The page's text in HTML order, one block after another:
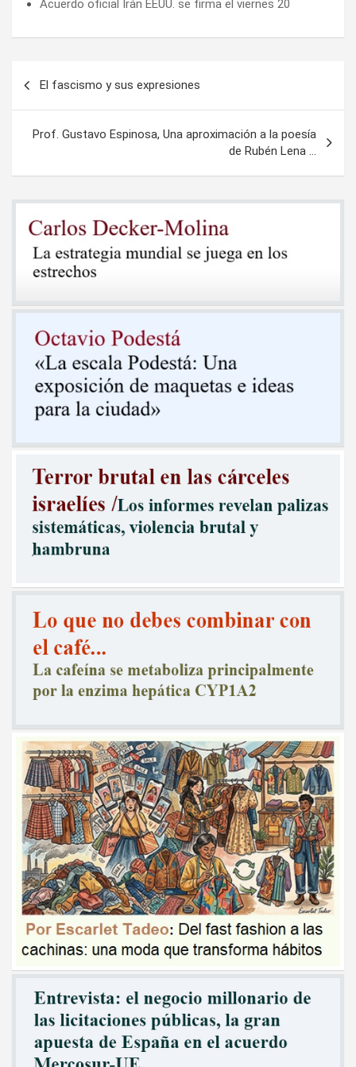
Acuerdo oficial Irán EEUU. se firma el viernes 20
entradas
El fascismo y sus expresiones
Prof. Gustavo Espinosa, Una aproximación a la poesía
de Rubén Lena …